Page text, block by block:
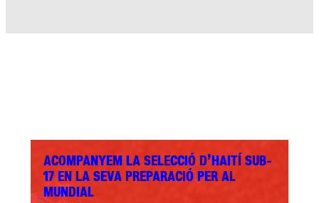
ACOMPANYEM LA SELECCIÓ D’HAITÍ SUB-
17 EN LA SEVA PREPARACIÓ PER AL
MUNDIAL